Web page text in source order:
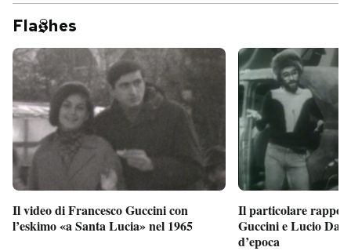
Fla hes
Il video di Francesco Guccini con
l’eskimo «a Santa Lucia» nel 1965
Il particolare
Guccini e Lucio
d’epoca